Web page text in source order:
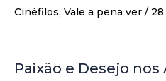
Cinéfilos, Vale a pena ver /
Paixão e Desejo nos